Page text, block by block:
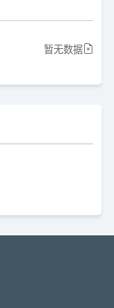
暂无数据